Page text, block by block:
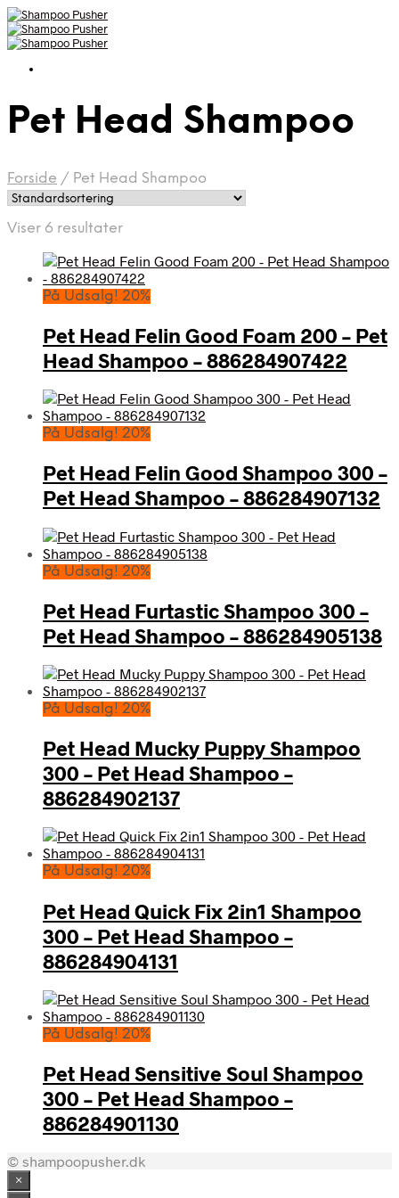
Pet Head Shampoo
Forside / Pet Head Shampoo
Viser 6 resultater
På Udsalg! 20%
Pet Head Felin Good Foam 200 – Pet
Head Shampoo – 886284907422
På Udsalg! 20%
Pet Head Felin Good Shampoo 300 –
Pet Head Shampoo – 886284907132
På Udsalg! 20%
Pet Head Furtastic Shampoo 300 –
Pet Head Shampoo – 886284905138
På Udsalg! 20%
Pet Head Mucky Puppy Shampoo
300 – Pet Head Shampoo –
886284902137
På Udsalg! 20%
Pet Head Quick Fix 2in1 Shampoo
300 – Pet Head Shampoo –
886284904131
På Udsalg! 20%
Pet Head Sensitive Soul Shampoo
300 – Pet Head Shampoo –
886284901130
© shampoopusher.dk
×